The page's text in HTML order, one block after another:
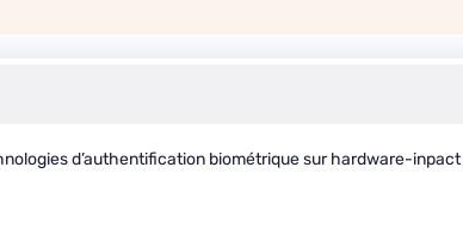
d’authentification biométrique sur hardware-inpact